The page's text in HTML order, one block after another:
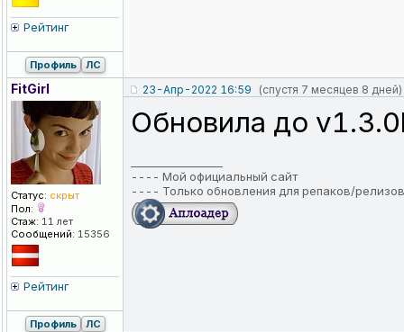
Рейтинг
Профиль ЛС
FitGirl
Статус: скрыт
Пол:
Стаж: 11 лет
Сообщений: 15356
Рейтинг
23-Апр-2022 16:59 (спустя 7 месяцев 8 дней)
Обновила до
---- Мой официальный сайт
---- Только обновления для репаков/релизов
Профиль ЛС